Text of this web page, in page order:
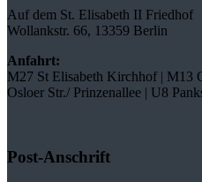
Auf dem St. Elisabeth II Friedhof
Wollankstr. 66, 13359 Berlin
Anfahrt:
M27 St Elisabeth Kirchhof | M13
Osloer Str./ Prinzenallee | U8
Post-Anschrift